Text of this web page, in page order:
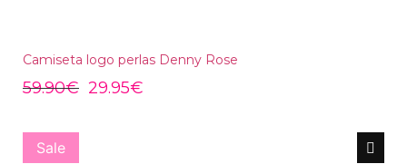
Camiseta logo perlas Denny Rose
59.90€ 29.95€
Sale